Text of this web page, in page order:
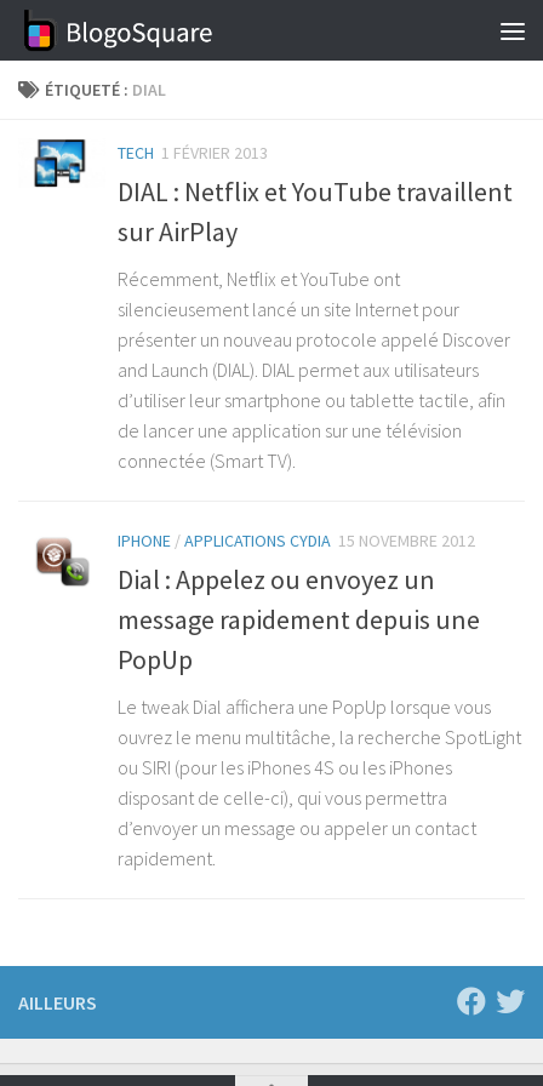
Skip to content
ÉTIQUETÉ : DIAL
TECH 1 FÉVRIER 2013
DIAL : Netflix et YouTube travaillent
sur AirPlay
Récemment, Netflix et YouTube ont
silencieusement lancé un site Internet pour
présenter un nouveau protocole appelé Discover
and Launch (DIAL). DIAL permet aux utilisateurs
d’utiliser leur smartphone ou tablette tactile, afin
de lancer une application sur une télévision
connectée (Smart TV).
IPHONE /APPLICATIONS CYDIA 15 NOVEMBRE 2012
Dial : Appelez ou envoyez un
message rapidement depuis une
PopUp
Le tweak Dial affichera une PopUp lorsque vous
ouvrez le menu multitâche, la recherche SpotLight
ou SIRI (pour les iPhones 4S ou les iPhones
disposant de celle-ci), qui vous permettra
d’envoyer un message ou appeler un contact
rapidement.
AILLEURS